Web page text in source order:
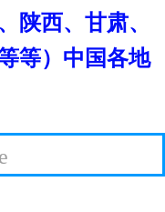
陕西、甘肃、
等）中国各地